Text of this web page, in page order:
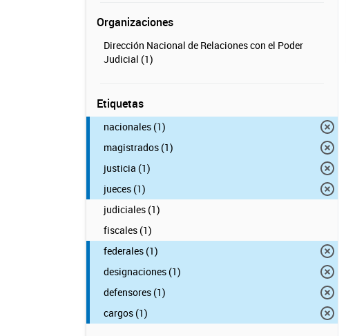
Organizaciones
Dirección Nacional de Relaciones con el Poder
Judicial (1)
Etiquetas
nacionales (1)
magistrados (1)
justicia (1)
jueces (1)
judiciales (1)
fiscales (1)
federales (1)
designaciones (1)
defensores (1)
cargos (1)